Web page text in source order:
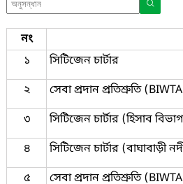
নং
১
সিটিজেন চার্টার
২
সেবা প্রদান প্রতিশ্রুতি
৩
সিটিজেন চার্টার (হিসাব
৪
সিটিজেন চার্টার (বাঘাবাড়ী
৫
সেবা প্রদান প্রতিশ্রুতি